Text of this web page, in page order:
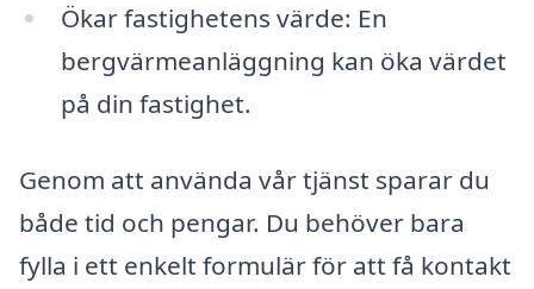
Ökar fastighetens värde: En
bergvärmeanläggning kan öka värdet
på din fastighet.
Genom att använda vår tjänst sparar du
både tid och pengar. Du behöver bara
fylla i ett enkelt formulär för att få kontakt